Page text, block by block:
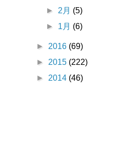
► 2月 (5)
► 1月 (6)
► 2016 (69)
► 2015 (222)
► 2014 (46)